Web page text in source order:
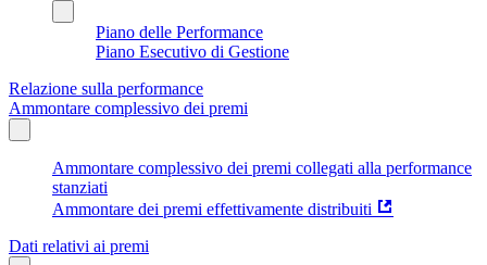
Piano delle Performance
Piano Esecutivo di Gestione
Relazione sulla performance
Ammontare complessivo dei premi
Ammontare complessivo dei premi collegati alla performance
stanziati
Ammontare dei premi effettivamente distribuiti
Dati relativi ai premi